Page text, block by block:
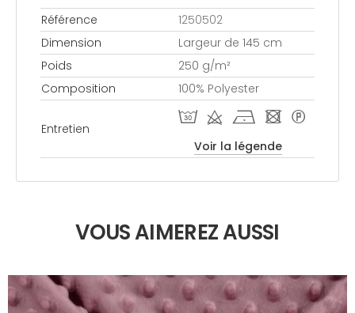
Référence
1250502
Dimension
Largeur de 145 cm
Poids
250 g/m²
Composition
100% Polyester
Entretien
T d h - *
Voir la légende
VOUS AIMEREZ AUSSI